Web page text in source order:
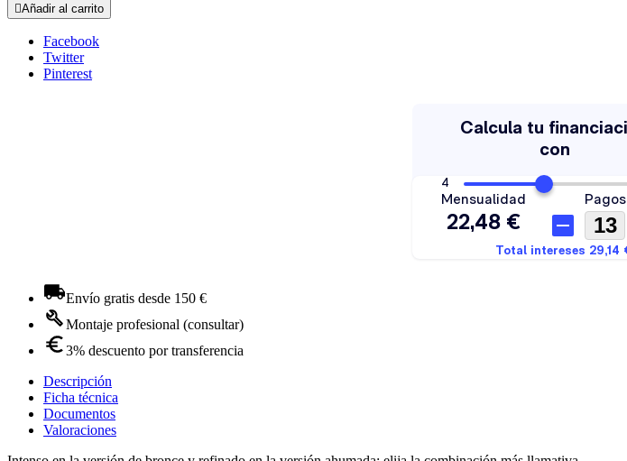
Añadir al carrito
Facebook
Twitter
Pinterest
Envío gratis desde 150 €
Montaje profesional (consultar)
3% descuento por transferencia
Descripción
Ficha técnica
Documentos
Valoraciones